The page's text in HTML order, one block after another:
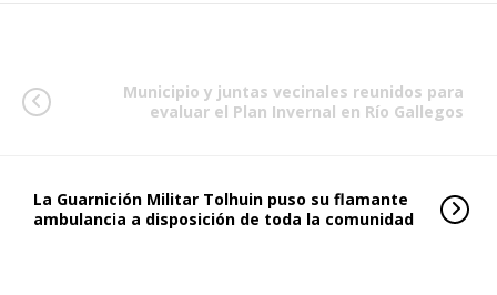
Municipio y juntas vecinales reunidos para
evaluar el Plan Invernal en Río Gallegos
La Guarnición Militar Tolhuin puso su flamante
ambulancia a disposición de toda la comunidad